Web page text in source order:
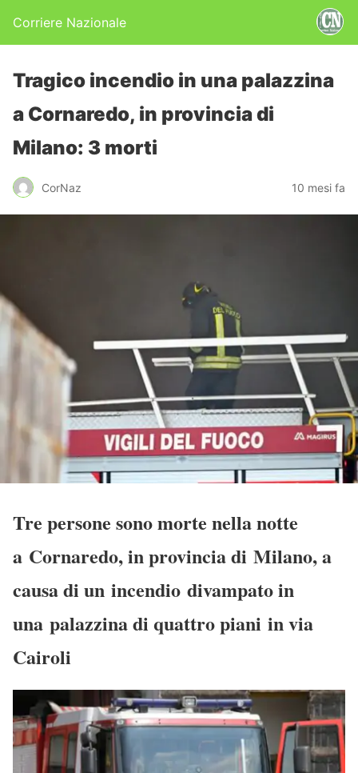
Corriere Nazionale
Tragico incendio in una palazzina
a Cornaredo, in provincia di
Milano: 3 morti
CorNaz 10 mesi fa
Tre persone sono morte nella notte
a Cornaredo, in provincia di Milano, a
causa di un incendio divampato in
una palazzina di quattro piani in via
Cairoli